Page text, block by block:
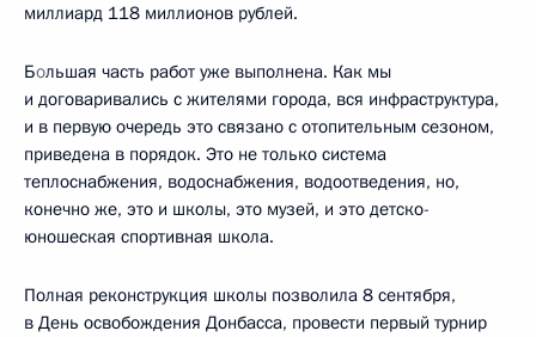
миллиард 118 миллионов рублей.
Большая часть работ уже выполнена. Как мы
и договаривались с жителями города, вся инфраструктура,
и в первую очередь это связано с отопительным сезоном,
приведена в порядок. Это не только система
теплоснабжения, водоснабжения, водоотведения, но,
конечно же, это и школы, это музей, и это детско-
юношеская спортивная школа.
Полная реконструкция школы позволила 8 сентября,
в День освобождения Донбасса, провести первый турнир